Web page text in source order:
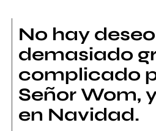
No hay deseo
demasiado
complicado
Señor Wom,
en Navidad.